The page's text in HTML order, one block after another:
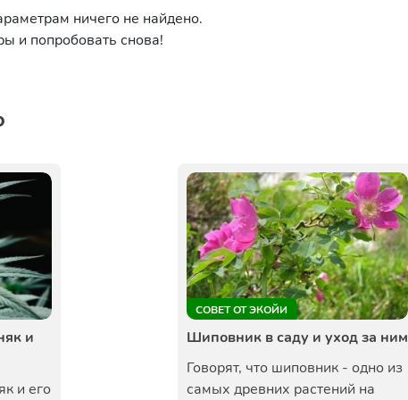
ничего не найдено.
и попробовать снова!
и
и его
СОВЕТ ОТ ЭКОЙИ
Шиповник в саду и уход за ним
Говорят, что шиповник - одно из
самых древних растений на